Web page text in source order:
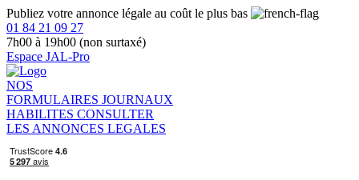
Publiez votre annonce légale au coût le plus bas
01 84 21 09 27
7h00 à 19h00 (non surtaxé)
Espace JAL-Pro
NOS
FORMULAIRES JOURNAUX
HABILITES CONSULTER
LES ANNONCES LEGALES